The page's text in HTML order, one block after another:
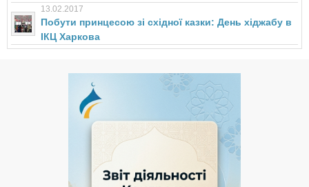
13.02.2017
Побути принцесою зі східної казки: День хіджабу в
ІКЦ Харкова